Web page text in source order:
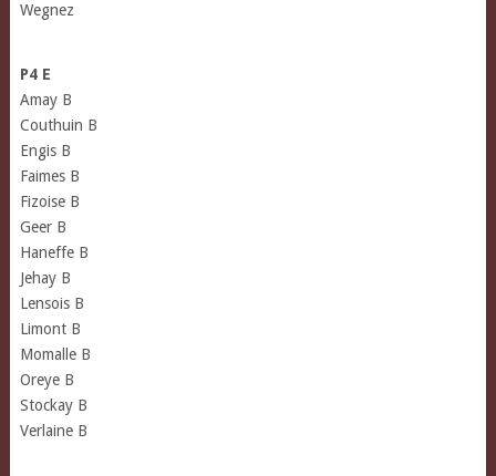
Wegnez
P4 E
Amay B
Couthuin B
Engis B
Faimes B
Fizoise B
Geer B
Haneffe B
Jehay B
Lensois B
Limont B
Momalle B
Oreye B
Stockay B
Verlaine B